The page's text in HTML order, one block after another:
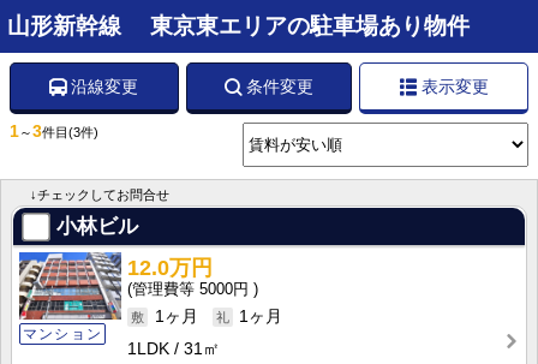
山形新幹線 東京東エリアの駐車場あり物件
沿線変更 条件変更 表示変更
1～3件目 (3件)
↓チェックしてお問合せ
小林ビル
マンション
12.0万円
5000円
1ヶ月
1ヶ月
1LDK
31㎡